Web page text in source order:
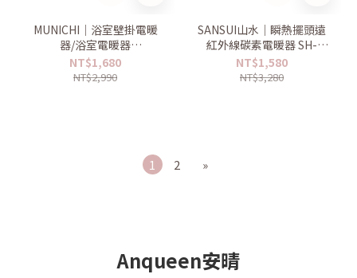
MUNICHI｜浴室壁掛電暖
器/浴室電暖器
MR.HEATER
NT$1,680
NT$2,990
SANSUI山水｜瞬熱擺頭遠
紅外線碳素電暖器 SH-
W500/SH-G500
NT$1,580
NT$3,280
1 2 »
Anqueen安晴